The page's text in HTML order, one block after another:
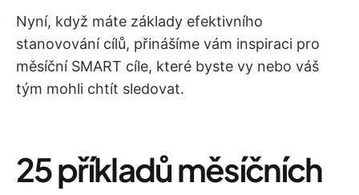
Nyní, když máte základy efektivního
stanovování cílů, přinášíme vám inspiraci pro
měsíční SMART cíle, které byste vy nebo váš
tým mohli chtít sledovat.
25 příkladů měsíčních